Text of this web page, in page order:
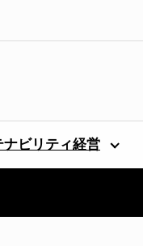
ナビリティ経営